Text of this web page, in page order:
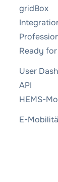
gridBox
Ready
User
API
HEMS-
E-